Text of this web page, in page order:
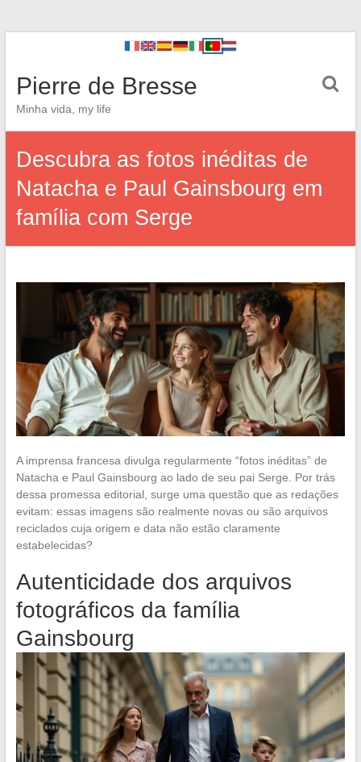
Pierre de Bresse
Minha vida, my life
Descubra as fotos inéditas de
Natacha e Paul Gainsbourg em
família com Serge
A imprensa francesa divulga regularmente “fotos inéditas” de
Natacha e Paul Gainsbourg ao lado de seu pai Serge. Por trás
dessa promessa editorial, surge uma questão que as redações
evitam: essas imagens são realmente novas ou são arquivos
reciclados cuja origem e data não estão claramente
estabelecidas?
Autenticidade dos arquivos
fotográficos da família
Gainsbourg